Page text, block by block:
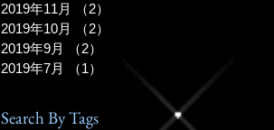
2019年11月
（2）
2019年10月
（2）
2019年9月
（2）
2019年7月
（1）
Search By Tags